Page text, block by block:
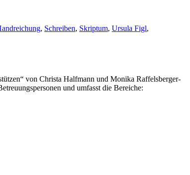
, Schreiben, Skriptum, Ursula Figl,
von Christa Halfmann und Monika Raffelsberger-
und umfasst die Bereiche: